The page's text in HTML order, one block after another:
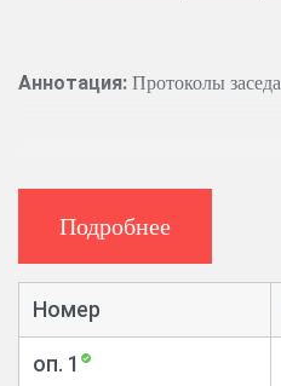
Аннотация: Протоколы
Подробнее
Номер
оп. 1